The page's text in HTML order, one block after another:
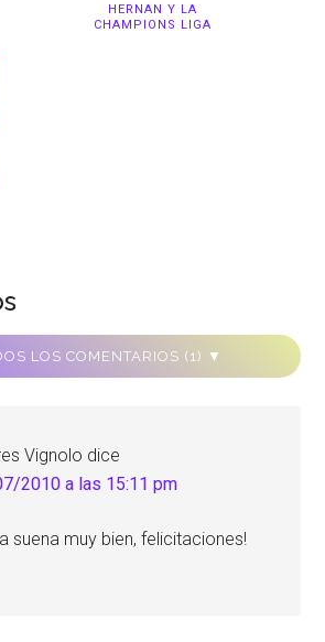
HERNAN Y LA
CHAMPIONS LIGA
LOS COMENTARIOS (1) ▼
Vignolo dice
2010 a las 15:11 pm
suena muy bien, felicitaciones!